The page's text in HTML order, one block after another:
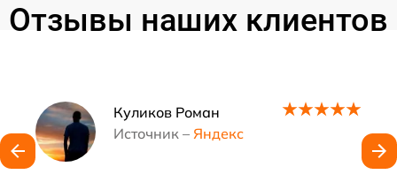
Отзывы наших клиентов
Куликов Роман
Источник – Яндекс
Наши мастера